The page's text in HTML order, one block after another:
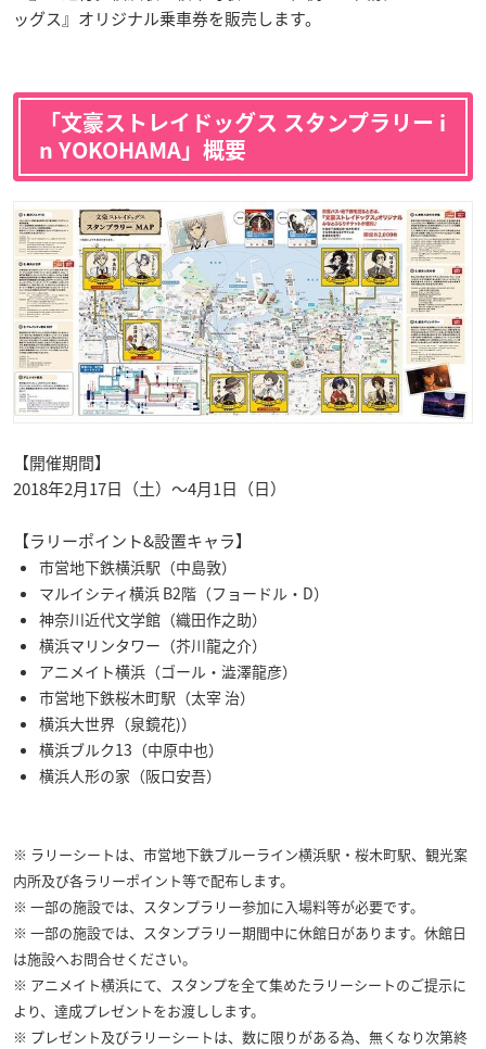
ッグス』オリジナル乗車券を販売します。
「文豪ストレイドッグス スタンプラリー i
n YOKOHAMA」概要
【開催期間】
2018年2月17日（土）〜4月1日（日）
【ラリーポイント&設置キャラ】
市営地下鉄横浜駅（中島敦）
マルイシティ横浜 B2階（フョードル・D）
神奈川近代文学館（織田作之助）
横浜マリンタワー（芥川龍之介）
アニメイト横浜（ゴール・澁澤龍彦）
市営地下鉄桜木町駅（太宰 治）
横浜大世界（泉鏡花)）
横浜ブルク13（中原中也）
横浜人形の家（阪口安吾）
※ ラリーシートは、市営地下鉄ブルーライン横浜駅・桜木町駅、観光案
内所及び各ラリーポイント等で配布します。
※ 一部の施設では、スタンプラリー参加に入場料等が必要です。
※ 一部の施設では、スタンプラリー期間中に休館日があります。休館日
は施設へお問合せください。
※ アニメイト横浜にて、スタンプを全て集めたラリーシートのご提示に
より、達成プレゼントをお渡しします。
※ プレゼント及びラリーシートは、数に限りがある為、無くなり次第終